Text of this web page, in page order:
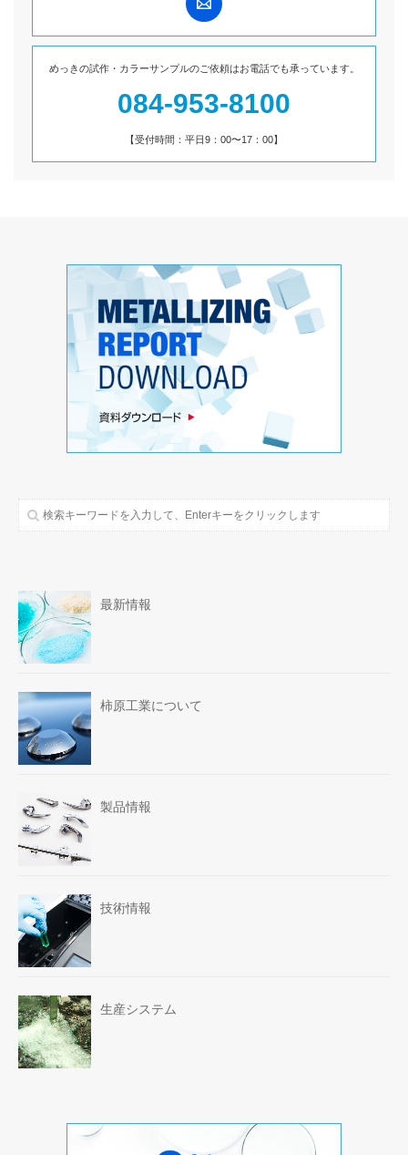
めっきの試作・カラーサンプルのご依頼はお電話でも承っています。
084-953-8100
【受付時間：平日9：00〜17：00】
最新情報
柿原工業について
製品情報
技術情報
生産システム